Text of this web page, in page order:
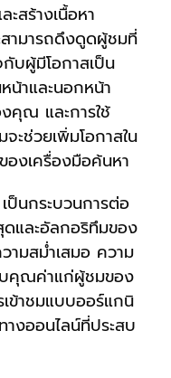
สร้างเนื้อหา
ามารถดึงดูดผู้ชมที่
กับผู้มีโอกาสเป็น
น้าและนอกหน้า
คุณ และการใช้
ะช่วยเพิ่มโอกาสใน
งเครื่องมือค้นหา
ป็นกระบวนการต่อ
ดและอัลกอริทึมของ
มสม่ำเสมอ ความ
บคุณค่าแก่ผู้ชมของ
ข้าชมแบบออร์แกนิ
งออนไลน์ที่ประสบ